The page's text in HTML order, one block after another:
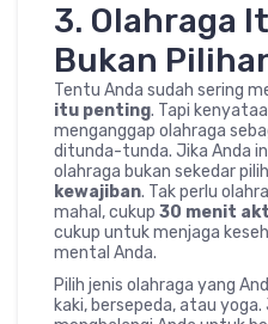
3. Olahraga
Bukan
Tentu Anda sudah sering
itu penting. Tapi
menganggap olahraga
ditunda-tunda. Jika Anda
olahraga bukan sekedar
kewajiban. Tak perlu
mahal, cukup 30 menit
cukup untuk menjaga
mental Anda.
Pilih jenis olahraga yang
kaki, bersepeda, atau